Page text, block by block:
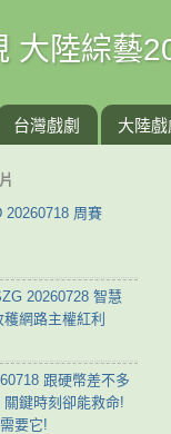
大陸綜藝
台灣戲劇 大陸戲
20260718 周賽
20260728 智慧
網路主權紅利
跟硬幣差不多
鍵時刻卻能救命!
要它!